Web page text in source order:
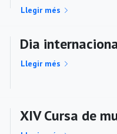
Llegir més
Dia
Llegir més
XIV Cursa de